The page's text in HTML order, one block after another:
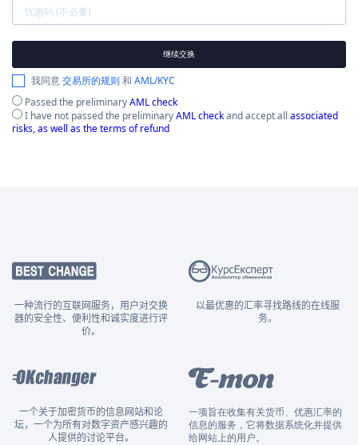
继续交换
我同意交易所的规则和 AML/KYC
Passed the preliminaryAML check
I have not passed the preliminaryAML checkand accept all associated
risks, as well as the terms of refund
一种流行的互联网服务，用户对交换
器的安全性、便利性和诚实度进行评
价。
以最优惠的汇率寻找路线的在线服
务。
一个关于加密货币的信息网站和论
坛，一个为所有对数字资产感兴趣的
人提供的讨论平台。
一项旨在收集有关货币、优惠汇率的
信息的服务，它将数据系统化并提供
给网站上的用户。